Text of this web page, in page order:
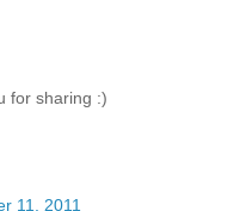
for sharing :)
11, 2011